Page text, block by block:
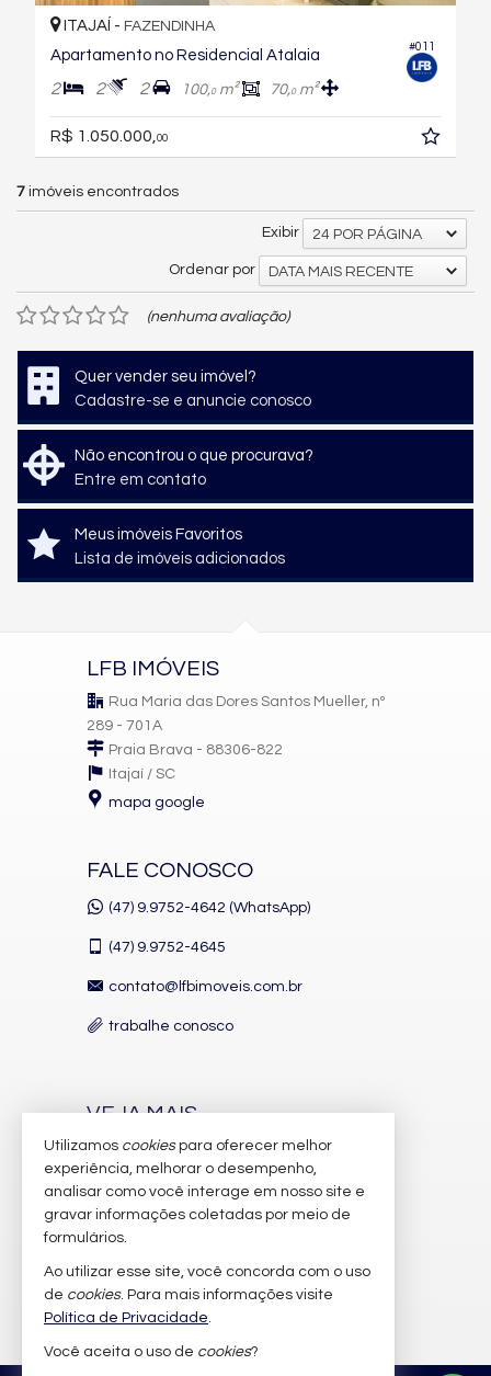
#011
ITAJAÍ - FAZENDINHA
Apartamento no Residencial Atalaia
2 2 2 100,0m² 70,0m²
R$ 1.050.000,00
7 imóveis encontrados
Exibir 24 POR PÁGINA
Ordenar por DATA MAIS RECENTE
(nenhuma avaliação)
Quer vender seu imóvel?
Cadastre-se e anuncie conosco
Não encontrou o que procurava?
Entre em contato
Meus imóveis Favoritos
Lista de imóveis adicionados
LFB IMÓVEIS
Rua Maria das Dores Santos Mueller, nº
289 - 701A
Praia Brava - 88306-822
Itajaí / SC
mapa google
FALE CONOSCO
(47) 9.9752-4642 (WhatsApp)
(47) 9.9752-4645
contato@lfbimoveis.com.br
trabalhe conosco
VEJA MAIS
receba nosso newsletter
indicadores financeiros
imóveis favoritos
mapa de imóveis
Utilizamos cookiespara oferecer melhor
experiência, melhorar o desempenho,
analisar como você interage em nosso site e
gravar informações coletadas por meio de
formulários.
Ao utilizar esse site, você concorda com o uso
de cookies. Para mais informações visite
Política de Privacidade.
Você aceita o uso de cookies?